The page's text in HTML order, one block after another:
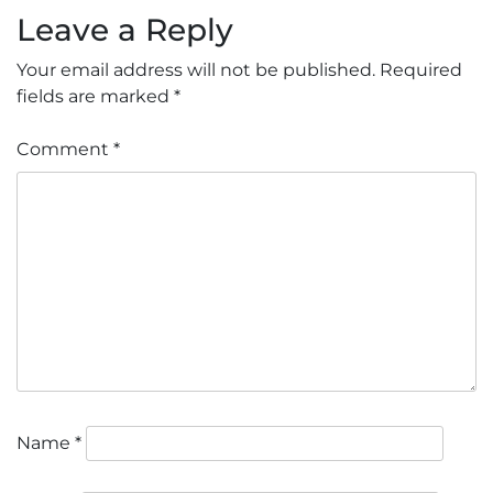
Leave a Reply
Your email address will not be published. Required
fields are marked *
Comment *
Name *